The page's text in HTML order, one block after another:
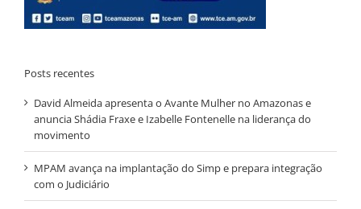
Posts recentes
David Almeida apresenta o Avante Mulher no Amazonas e
anuncia Shádia Fraxe e Izabelle Fontenelle na liderança do
movimento
MPAM avança na implantação do Simp e prepara integração
com o Judiciário